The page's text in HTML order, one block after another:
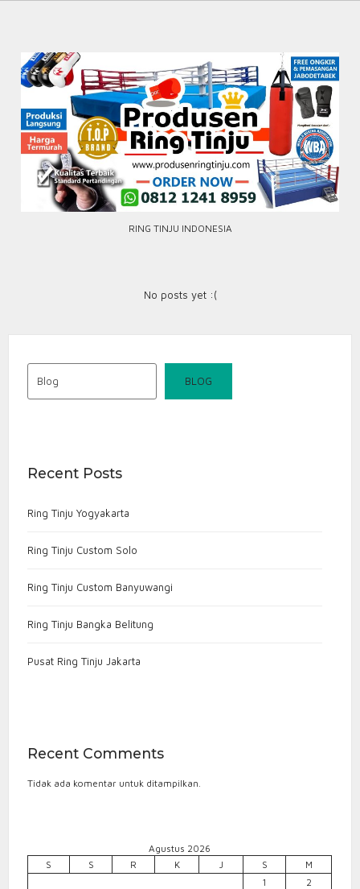
RING TINJU INDONESIA
No posts yet :(
BLOG
Recent Posts
Ring Tinju Yogyakarta
Ring Tinju Custom Solo
Ring Tinju Custom Banyuwangi
Ring Tinju Bangka Belitung
Pusat Ring Tinju Jakarta
Recent Comments
Tidak ada komentar untuk ditampilkan.
Agustus 2026
S
S R K J S
M
1
2